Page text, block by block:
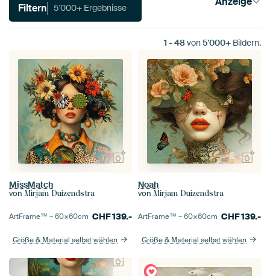
Filtern 5'000+ Ergebnisse
1 - 48von5'000+ Bildern.
MissMatch
von Mirjam Duizendstra
ArtFrame™ –60×60cm CHF139.-
Größe & Material selbst wählen
Noah
von Mirjam Duizendstra
ArtFrame™ –60×60cm CHF139.-
Größe & Material selbst wählen